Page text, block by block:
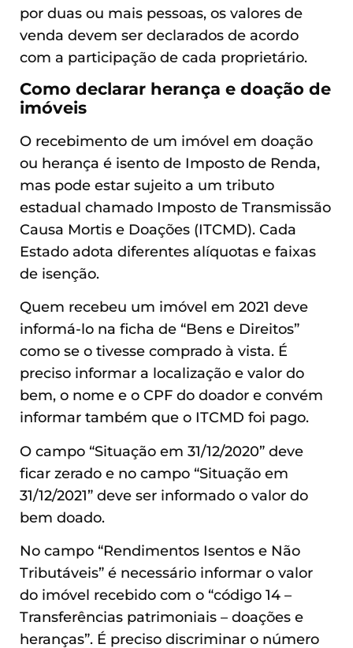
por duas ou mais pessoas, os valores de
venda devem ser declarados de acordo
com a participação de cada proprietário.
Como declarar herança e doação de
imóveis
O recebimento de um imóvel em doação
ou herança é isento de Imposto de Renda,
mas pode estar sujeito a um tributo
estadual chamado Imposto de Transmissão
Causa Mortis e Doações (ITCMD). Cada
Estado adota diferentes alíquotas e faixas
de isenção.
Quem recebeu um imóvel em 2021 deve
informá-lo na ficha de “Bens e Direitos”
como se o tivesse comprado à vista. É
preciso informar a localização e valor do
bem, o nome e o CPF do doador e convém
informar também que o ITCMD foi pago.
O campo “Situação em 31/12/2020” deve
ficar zerado e no campo “Situação em
31/12/2021” deve ser informado o valor do
bem doado.
No campo “Rendimentos Isentos e Não
Tributáveis” é necessário informar o valor
do imóvel recebido com o “código 14 –
Transferências patrimoniais – doações e
heranças”. É preciso discriminar o número